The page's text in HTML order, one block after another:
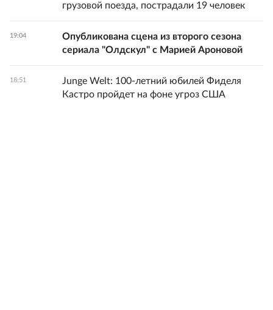
грузовой поезда, пострадали 19 человек
19:04
Опубликована сцена из второго сезона
сериала "Олдскул" с Марией Ароновой
18:51
Junge Welt: 100-летний юбилей Фиделя
Кастро пройдет на фоне угроз США